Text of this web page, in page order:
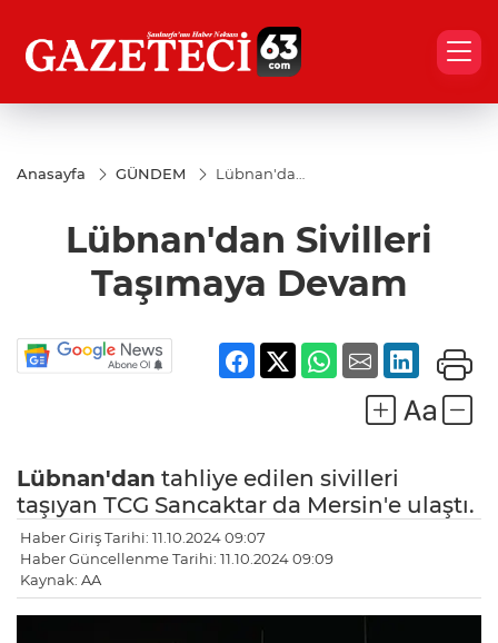
Anasayfa GÜNDEM
Lübnan'dan
Devam
Lübnan'dan Sivilleri
Taşımaya Devam
Lübnan'dan tahliye edilen sivilleri
taşıyan TCG Sancaktar da Mersin'e ulaştı.
Haber Giriş Tarihi: 11.10.2024 09:07
Haber Güncellenme Tarihi: 11.10.2024 09:09
Kaynak: AA